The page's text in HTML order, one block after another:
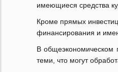
имеющиеся средства
Кроме прямых
финансирования и
В общеэкономическом
теми, что могут